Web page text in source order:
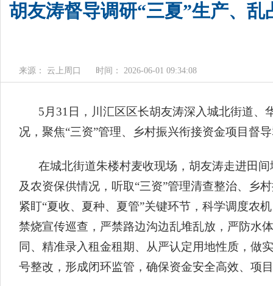
胡友涛督导调研“三夏”生产、
来源： 云上周口 时间： 2026-06-01 09:34:08
5月31日，川汇区区长胡友涛深入城北街道、
况，聚焦“三资”管理、乡村振兴衔接资金项目督
在城北街道朱楼村麦收现场，胡友涛走进田
及农资保供情况，听取“三资”管理清查整治、乡
紧盯“夏收、夏种、夏管”关键环节，科学调度农
禁烧宣传巡查，严禁路边沟边乱堆乱放，严防水
同、精准录入租金租期、从严认定用地性质，做
号整改，形成闭环监管，确保资金安全高效、项